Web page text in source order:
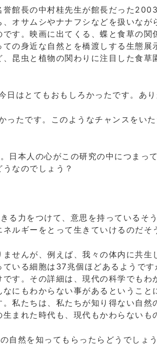
館長の中村桂先生が館長だった
オサムシやナナフシなどを扱いな
す。映画に出てくる、蝶と食草の
の身近な自然とを橋渡しする生態展
昆虫と植物の関わりに注目した食
はとてもおもしろかったです。あり
ったです。このようなチャンスをい
日本人の心がこの研究の中につまっ
なのでしょう？
る力をつけて、意思を持っているそ
ルギーをとって生きていけるのだそ
せんが、例えば、我々の体内に共
いる細胞は37兆個ほどあるようで
す。その詳細は、現代の科学でも
にもわからない事があるというこ
私たちは、私たちが知り得ない自然
まれた時代も、現代もかわらないも
自然を知ってもらったらどうでしょう